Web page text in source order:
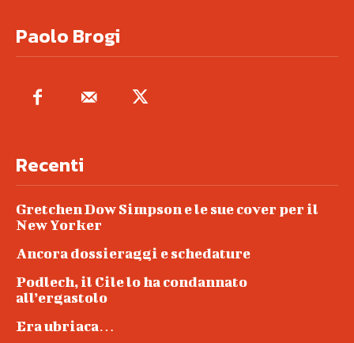
Paolo Brogi
Recenti
Gretchen Dow Simpson e le sue cover per il
New Yorker
Ancora dossieraggi e schedature
Podlech, il Cile lo ha condannato
all’ergastolo
Era ubriaca…